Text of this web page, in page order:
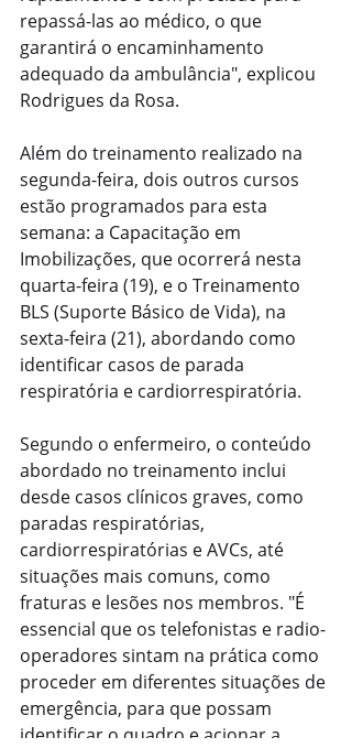
repassá-las ao médico, o que
garantirá o encaminhamento
adequado da ambulância", explicou
Rodrigues da Rosa.
Além do treinamento realizado na
segunda-feira, dois outros cursos
estão programados para esta
semana: a Capacitação em
Imobilizações, que ocorrerá nesta
quarta-feira (19), e o Treinamento
BLS (Suporte Básico de Vida), na
sexta-feira (21), abordando como
identificar casos de parada
respiratória e cardiorrespiratória.
Segundo o enfermeiro, o conteúdo
abordado no treinamento inclui
desde casos clínicos graves, como
paradas respiratórias,
cardiorrespiratórias e AVCs, até
situações mais comuns, como
fraturas e lesões nos membros. "É
essencial que os telefonistas e radio-
operadores sintam na prática como
proceder em diferentes situações de
emergência, para que possam
identificar o quadro e acionar a